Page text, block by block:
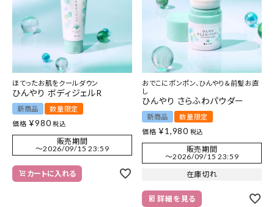
店舗情報
ほてったお肌をクールダウン
ひんやり ボディジェルR
新商品
数量限定
価格 ¥980 税込
販売期間
〜2026/09/15 23:59
カートに入れる
おでこにポンポン、ひんやり＆前髪お直
し
ひんやり さらふわパウダー
新商品
数量限定
価格 ¥1,980 税込
販売期間
〜2026/09/15 23:59
在庫切れ
詳細を見る